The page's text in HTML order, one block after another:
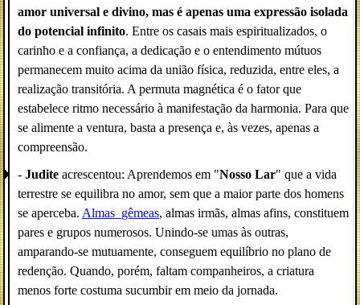
amor universal e divino, mas é apenas uma expressão isolada
do potencial infinito. Entre os casais mais espiritualizados, o
carinho e a confiança, a dedicação e o entendimento mútuos
permanecem muito acima da união física, reduzida, entre eles, a
realização transitória. A permuta magnética é o fator que
estabelece ritmo necessário à manifestação da harmonia. Para que
se alimente a ventura, basta a presença e, às vezes, apenas a
compreensão.
- Judite acrescentou: Aprendemos em "Nosso Lar" que a vida
terrestre se equilibra no amor, sem que a maior parte dos homens
se aperceba. Almas_gêmeas, almas irmãs, almas afins, constituem
pares e grupos numerosos. Unindo-se umas às outras,
amparando-se mutuamente, conseguem equilíbrio no plano de
redenção. Quando, porém, faltam companheiros, a criatura
menos forte costuma sucumbir em meio da jornada.